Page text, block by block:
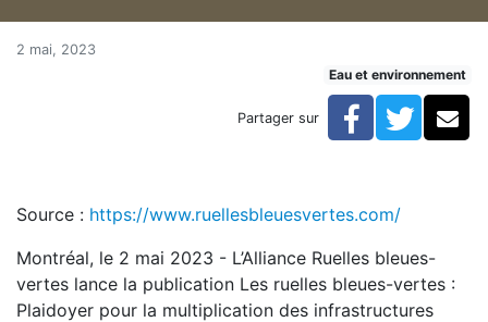
Accueil
Apprentissages du premier
2 mai, 2023
Eau et environnement
Partager sur Facebook
Source : https://www.ruellesbleuesvertes.com/
Montréal, le 2 mai 2023 - L’Alliance Ruelles bleues-
vertes lance la publication Les ruelles bleues-vertes :
Plaidoyer pour la multiplication des infrastructures